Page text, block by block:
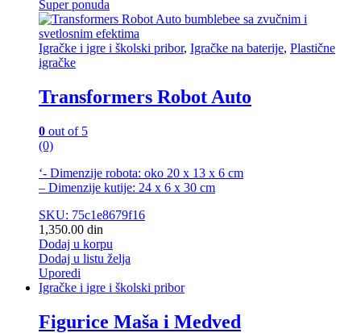
Super ponuda
Igračke i igre i školski pribor, Igračke na baterije, Plastične
igračke
Transformers Robot Auto
0 out of 5
(0)
‘- Dimenzije robota: oko 20 x 13 x 6 cm
– Dimenzije kutije: 24 x 6 x 30 cm
SKU: 75c1e8679f16
1,350.00 din
Dodaj u korpu
Dodaj u listu želja
Uporedi
Igračke i igre i školski pribor
Figurice Maša i Medved